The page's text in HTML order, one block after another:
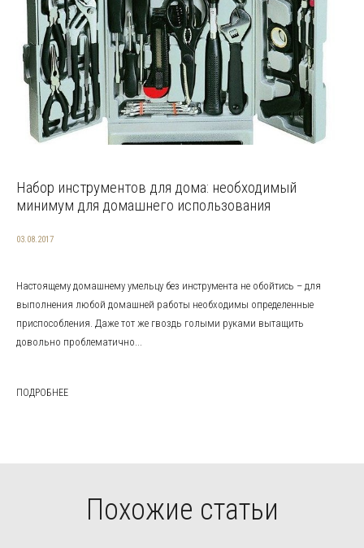
Набор инструментов для дома: необходимый
минимум для домашнего использования
03.08.2017
Настоящему домашнему умельцу без инструмента не обойтись – для
выполнения любой домашней работы необходимы определенные
приспособления. Даже тот же гвоздь голыми руками вытащить
довольно проблематично...
ПОДРОБНЕЕ
Похожие статьи